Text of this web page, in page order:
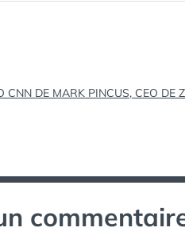
CNN DE MARK PINCUS, CEO DE